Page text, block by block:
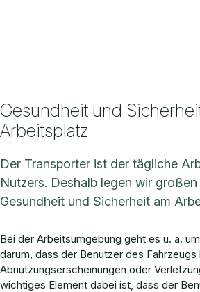
Gesundheit und
Arbeitsplatz
Der Transporter ist der tägliche
Nutzers. Deshalb legen wir
Gesundheit und Sicherheit am
Bei der Arbeitsumgebung geht es u. a.
darum, dass der Benutzer des
Abnutzungserscheinungen oder
wichtiges Element dabei ist, dass der